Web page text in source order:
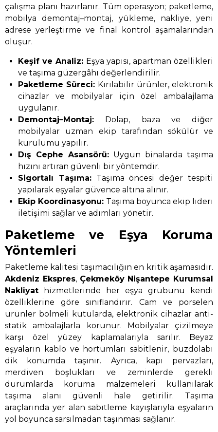
çalışma planı hazırlanır. Tüm operasyon; paketleme,
mobilya demontaj–montaj, yükleme, nakliye, yeni
adrese yerleştirme ve final kontrol aşamalarından
oluşur.
Keşif ve Analiz: Eşya yapısı, apartman özellikleri
ve taşıma güzergâhı değerlendirilir.
Paketleme Süreci: Kırılabilir ürünler, elektronik
cihazlar ve mobilyalar için özel ambalajlama
uygulanır.
Demontaj–Montaj: Dolap, baza ve diğer
mobilyalar uzman ekip tarafından sökülür ve
kurulumu yapılır.
Dış Cephe Asansörü: Uygun binalarda taşıma
hızını artıran güvenli bir yöntemdir.
Sigortalı Taşıma:Taşıma öncesi değer tespiti
yapılarak eşyalar güvence altına alınır.
Ekip Koordinasyonu: Taşıma boyunca ekip lideri
iletişimi sağlar ve adımları yönetir.
Paketleme ve Eşya Koruma
Yöntemleri
Paketleme kalitesi taşımacılığın en kritik aşamasıdır.
Akdeniz Ekspres, Çekmeköy Nişantepe Kurumsal
Nakliyat hizmetlerinde her eşya grubunu kendi
özelliklerine göre sınıflandırır. Cam ve porselen
ürünler bölmeli kutularda, elektronik cihazlar anti-
statik ambalajlarla korunur. Mobilyalar çizilmeye
karşı özel yüzey kaplamalarıyla sarılır. Beyaz
eşyaların kablo ve hortumları sabitlenir, buzdolabı
dik konumda taşınır. Ayrıca, kapı pervazları,
merdiven boşlukları ve zeminlerde gerekli
durumlarda koruma malzemeleri kullanılarak
taşıma alanı güvenli hale getirilir. Taşıma
araçlarında yer alan sabitleme kayışlarıyla eşyaların
yol boyunca sarsılmadan taşınması sağlanır.